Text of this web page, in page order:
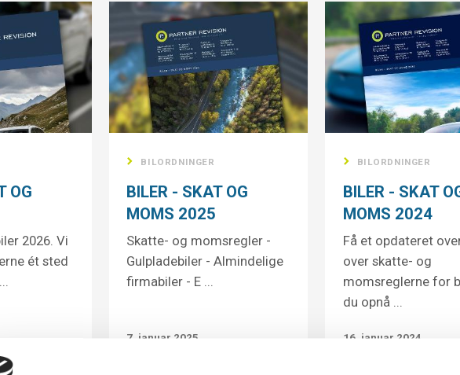
OG
2026. Vi
ét sted
BILORDNINGER
BILER - SKAT OG
MOMS 2025
Skatte- og momsregler -
Gulpladebiler - Almindelige
firmabiler - E ...
7. januar 2025
BILORDNINGER
BILER - SKAT
MOMS 2024
Få et opdateret
over skatte- og
momsreglerne for
du opnå ...
16. januar 2024